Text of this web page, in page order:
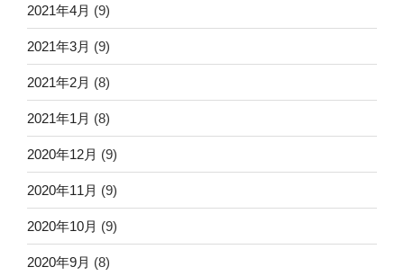
2021年4月 (9)
2021年3月 (9)
2021年2月 (8)
2021年1月 (8)
2020年12月 (9)
2020年11月 (9)
2020年10月 (9)
2020年9月 (8)